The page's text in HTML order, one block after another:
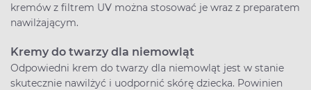
kremów z filtrem UV można stosować je wraz z preparatem
nawilżającym.
Kremy do twarzy dla niemowląt
Odpowiedni krem do twarzy dla niemowląt jest w stanie
skutecznie nawilżyć i uodpornić skórę dziecka. Powinien